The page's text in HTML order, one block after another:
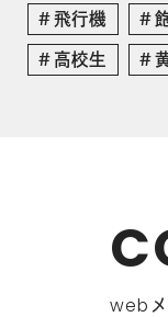
飛行機
高校生
web